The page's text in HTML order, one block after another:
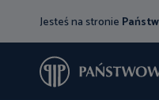
Jesteś na stronie